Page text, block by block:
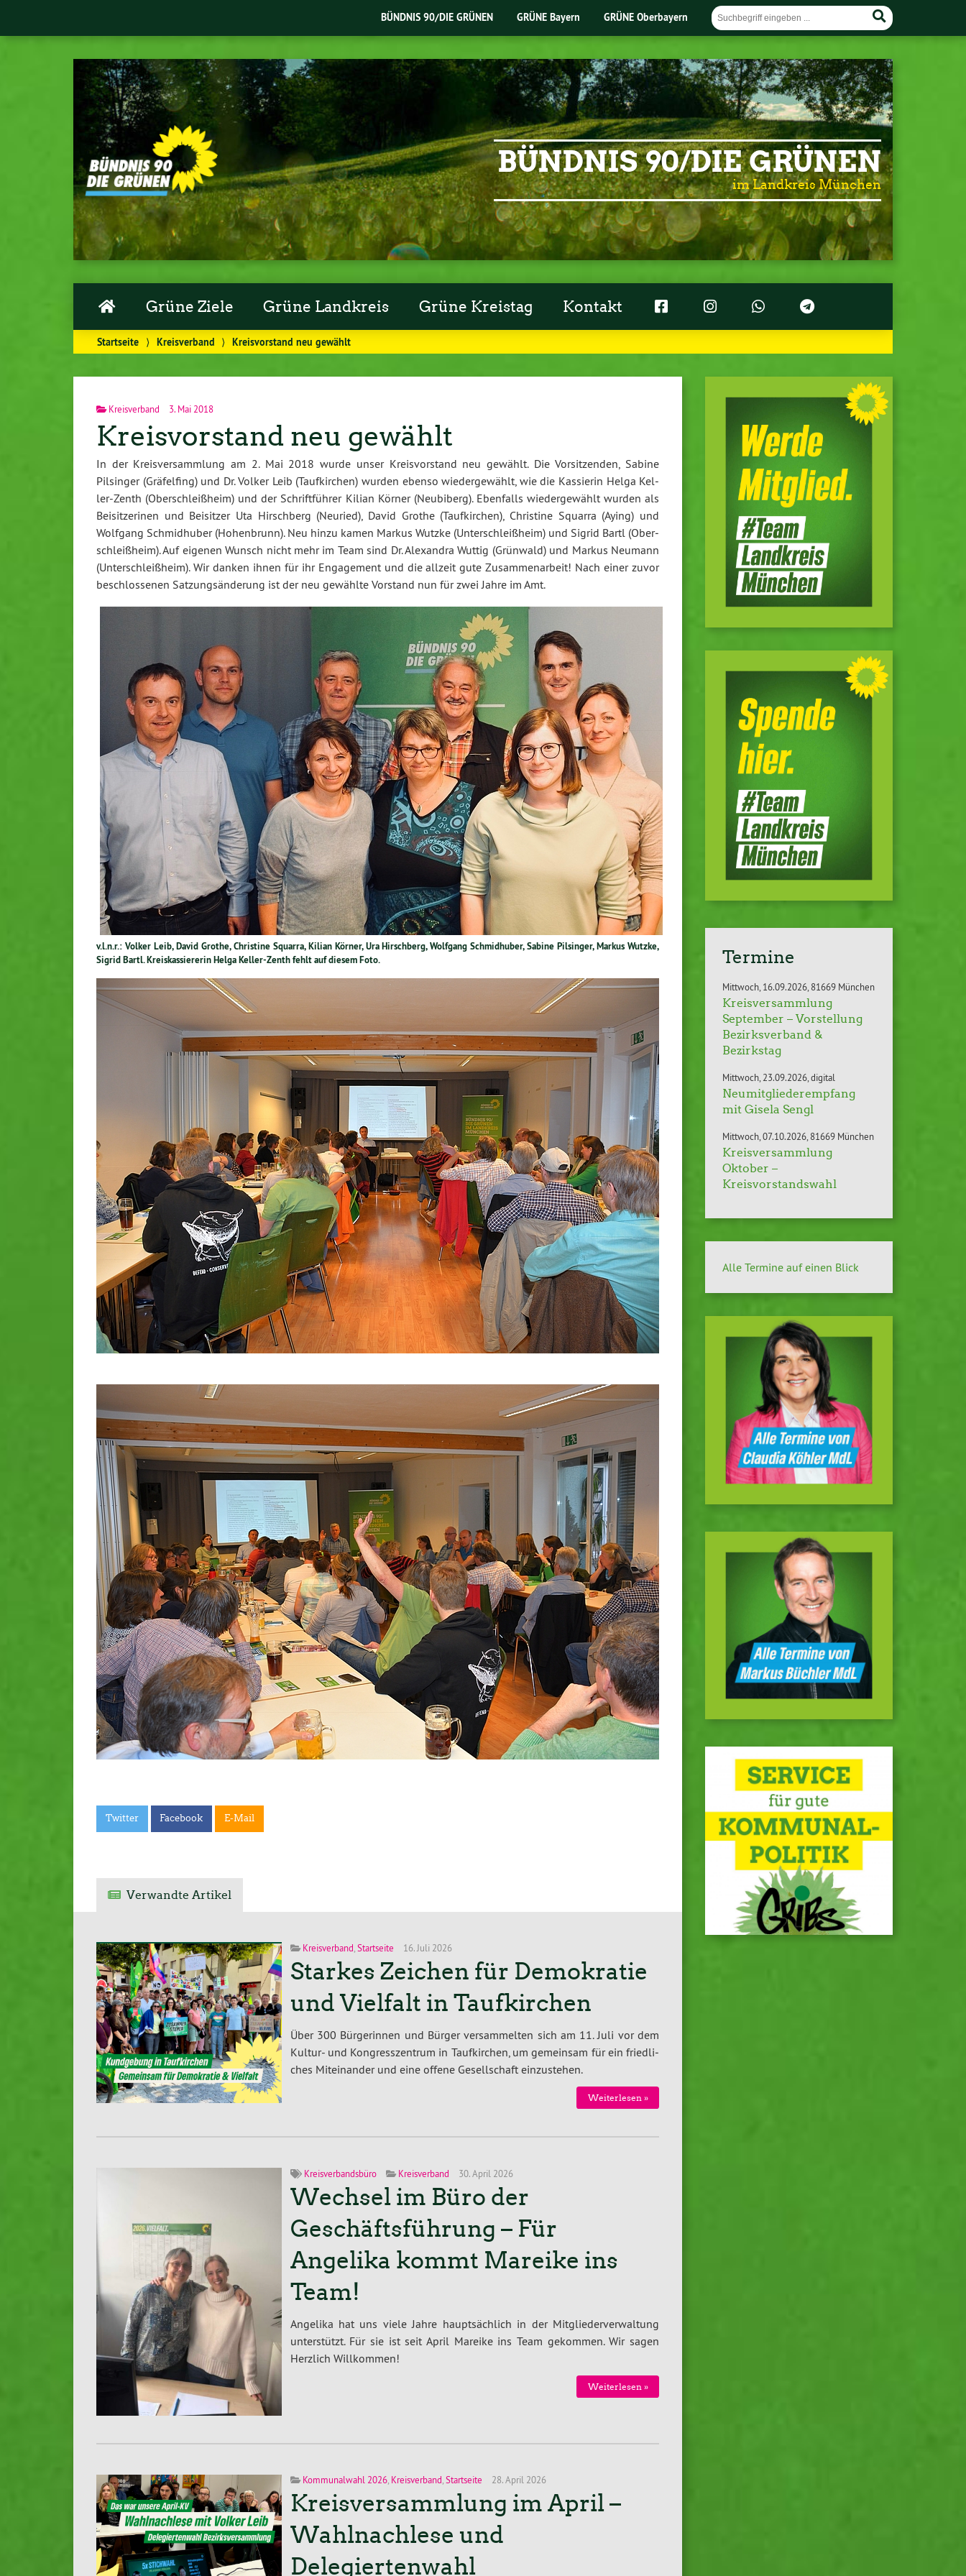
BÜNDNIS 90/DIE GRÜNEN GRÜNE Bayern GRÜNE Oberbayern
BÜNDNIS 90/DIE GRÜNEN
im Landkreis München
Grüne Ziele Grüne Landkreis Grüne Kreistag Kontakt
Startseite ⟩ Kreisverband ⟩ Kreisvorstand neu gewählt
Kreisverband 3. Mai 2018
Kreisvorstand neu gewählt
In der Kreis­ver­samm­lung am 2. Mai 2018 wurde unser Kreis­vor­stand neu gewählt. Die Vor­sit­zen­den, Sabine
Pilsinger (Grä­fel­fing) und Dr. Volker Leib (Tauf­kir­chen) wurden ebenso wie­der­ge­wählt, wie die Kassierin Helga Kel­
ler-Zenth (Ober­schleiß­heim) und der Schrift­füh­rer Kilian Körner (Neubiberg). Ebenfalls wie­der­ge­wählt wurden als
Bei­sit­ze­ri­nen und Beisitzer Uta Hirsch­berg (Neuried), David Grothe (Tauf­kir­chen), Christine Squarra (Aying) und
Wolfgang Schmid­hu­ber (Ho­hen­brunn). Neu hinzu kamen Markus Wutzke (Un­ter­schleiß­heim) und Sigrid Bartl (Ober­
schleiß­heim). Auf eigenen Wunsch nicht mehr im Team sind Dr. Alexandra Wuttig (Grünwald) und Markus Neumann
(Un­ter­schleiß­heim). Wir danken ihnen für ihr En­ga­ge­ment und die allzeit gute Zu­sam­men­ar­beit! Nach einer zuvor
be­schlos­se­nen Sat­zungs­än­de­rung ist der neu gewählte Vorstand nun für zwei Jahre im Amt.
v.l.n.r.: Volker Leib, David Grothe, Christine Squarra, Kilian Körner, Ura Hirsch­berg, Wolfgang Schmid­hu­ber, Sabine Pilsinger, Markus Wutzke,
Sigrid Bartl. Kreis­kas­sie­re­rin Helga Kel­ler-Zenth fehlt auf diesem Foto.
Twitter Facebook E-Mail
Verwandte Artikel
Kreisverband Startseite 16. Juli 2026
Starkes Zeichen für Demokratie
und Vielfalt in Taufkirchen
Über 300 Bür­ge­rin­nen und Bürger ver­sam­mel­ten sich am 11. Juli vor dem
Kultur- und Kon­gress­zen­trum in Tauf­kir­chen, um gemeinsam für ein fried­li­
ches Mit­ein­an­der und eine offene Ge­sell­schaft ein­zu­ste­hen.
Wei­ter­le­sen »
Kreisverbandsbüro Kreisverband 30. April 2026
Wechsel im Büro der
Geschäftsführung – Für
Angelika kommt Mareike ins
Team!
Angelika hat uns viele Jahre haupt­säch­lich in der Mit­glie­der­ver­wal­tung
un­ter­stützt. Für sie ist seit April Mareike ins Team gekommen. Wir sagen
Herzlich Will­kom­men!
Wei­ter­le­sen »
Kommunalwahl 2026, Kreisverband,Startseite 28. April 2026
Kreisversammlung im April –
Wahlnachlese und
Delegiertenwahl
Termine
Mittwoch 16.09.2026 81669 München
Kreisversammlung
September – Vorstellung
Bezirksverband &
Bezirkstag
Mittwoch 23.09.2026 digital
Neumitgliederempfang
mit Gisela Sengl
Mittwoch 07.10.2026 81669 München
Kreisversammlung
Oktober –
Kreisvorstandswahl
Alle Termine auf einen Blick